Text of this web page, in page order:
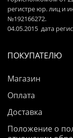
регистре юр. лиц и
№192166272.
04.05.2015 дата
ПОКУПАТЕЛЮ
Магазин
Оплата
Доставка
Положение о